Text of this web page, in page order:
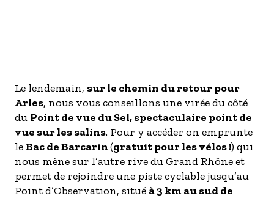
Le lendemain, sur le chemin du retour pour
Arles, nous vous conseillons une virée du côté
du Point de vue du Sel, spectaculaire point de
vue sur les salins. Pour y accéder on emprunte
leBac de Barcarin(gratuit pour les vélos !) qui
nous mène sur l’autre rive du Grand Rhône et
permet de rejoindre une piste cyclable jusqu’au
Point d’Observation, situé à 3 km au sud de